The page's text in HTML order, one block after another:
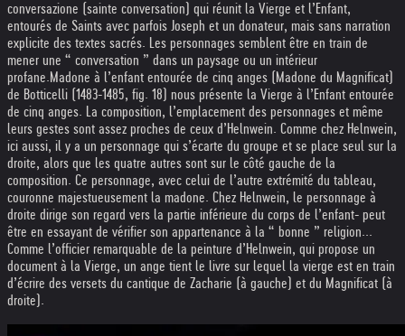
conversazione (sainte conversation) qui réunit la Vierge et l’Enfant,
entourés de Saints avec parfois Joseph et un donateur, mais sans narration
explicite des textes sacrés. Les personnages semblent être en train de
mener une “ conversation ” dans un paysage ou un intérieur
profane.Madone à l’enfant entourée de cinq anges (Madone du Magnificat)
de Botticelli (1483-1485, fig. 18) nous présente la Vierge à l’Enfant entourée
de cinq anges. La composition, l’emplacement des personnages et même
leurs gestes sont assez proches de ceux d’Helnwein. Comme chez Helnwein,
ici aussi, il y a un personnage qui s’écarte du groupe et se place seul sur la
droite, alors que les quatre autres sont sur le côté gauche de la
composition. Ce personnage, avec celui de l’autre extrémité du tableau,
couronne majestueusement la madone. Chez Helnwein, le personnage à
droite dirige son regard vers la partie inférieure du corps de l’enfant- peut
être en essayant de vérifier son appartenance à la “ bonne ” religion...
Comme l’officier remarquable de la peinture d’Helnwein, qui propose un
document à la Vierge, un ange tient le livre sur lequel la vierge est en train
d’écrire des versets du cantique de Zacharie (à gauche) et du Magnificat (à
droite).